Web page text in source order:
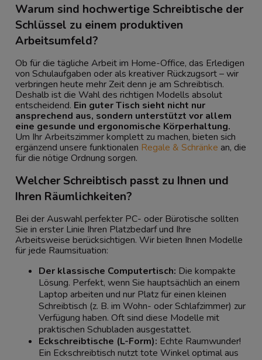
Warum sind hochwertige Schreibtische der
Schlüssel zu einem produktiven
Arbeitsumfeld?
Ob für die tägliche Arbeit im Home-Office, das Erledigen
von Schulaufgaben oder als kreativer Rückzugsort – wir
verbringen heute mehr Zeit denn je am Schreibtisch.
Deshalb ist die Wahl des richtigen Modells absolut
entscheidend. Ein guter Tisch sieht nicht nur
ansprechend aus, sondern unterstützt vor allem
eine gesunde und ergonomische Körperhaltung.
Um Ihr Arbeitszimmer komplett zu machen, bieten sich
ergänzend unsere funktionalen Regale & Schränke an, die
für die nötige Ordnung sorgen.
Welcher Schreibtisch passt zu Ihnen und
Ihren Räumlichkeiten?
Bei der Auswahl perfekter PC- oder Bürotische sollten
Sie in erster Linie Ihren Platzbedarf und Ihre
Arbeitsweise berücksichtigen. Wir bieten Ihnen Modelle
für jede Raumsituation:
Der klassische Computertisch: Die kompakte
Lösung. Perfekt, wenn Sie hauptsächlich an einem
Laptop arbeiten und nur Platz für einen kleinen
Schreibtisch (z. B. im Wohn- oder Schlafzimmer) zur
Verfügung haben. Oft sind diese Modelle mit
praktischen Schubladen ausgestattet.
Eckschreibtische (L-Form): Echte Raumwunder!
Ein Eckschreibtisch nutzt tote Winkel optimal aus